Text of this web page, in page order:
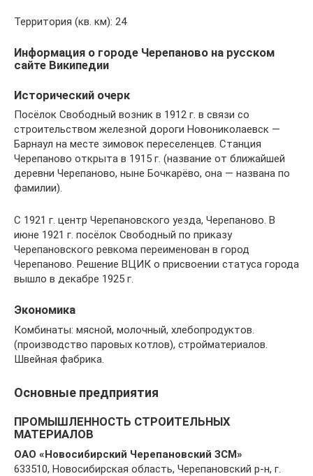
Территория (кв. км): 24
Информация о городе Черепаново на русском
сайте Википедии
Исторический очерк
Посёлок Свободный возник в 1912 г. в связи со
строительством железной дороги Новониколаевск —
Барнаул на месте зимовок переселенцев. Станция
Черепаново открыта в 1915 г. (название от ближайшей
деревни Черепаново, ныне Бочкарёво, она — названа по
фамилии).
С 1921 г. центр Черепановского уезда, Черепаново. В
июне 1921 г. посёлок Свободный по приказу
Черепановского ревкома переименован в город
Черепаново. Решение ВЦИК о присвоении статуса города
вышло в декабре 1925 г.
Экономика
Комбинаты: мясной, молочный, хлебопродуктов.
(производство паровых котлов), стройматериалов.
Швейная фабрика.
Основные предприятия
ПРОМЫШЛЕННОСТЬ СТРОИТЕЛЬНЫХ
МАТЕРИАЛОВ
ОАО «Новосибирский Черепановский ЗСМ»
633510, Новосибирская область, Черепановский р-н, г.